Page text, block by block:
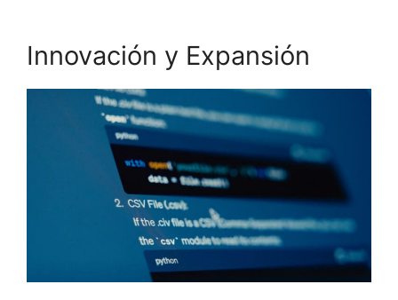
Innovación y Expansión